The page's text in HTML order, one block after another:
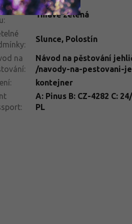
:
Tmavě zelená
:
Slunce, Polostín
na
:
Návod na pěstování
/navody-na-pestovani-
:
kontejner
:
A: Pinus B: CZ-4282 C:
PL